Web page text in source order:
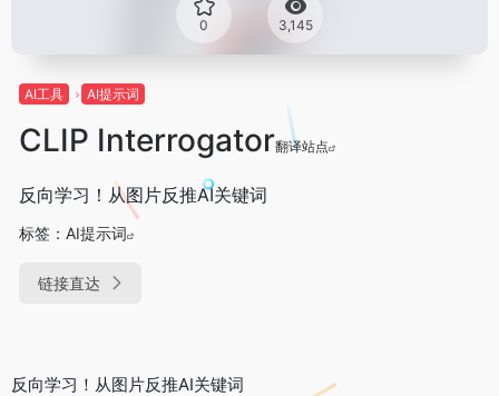
0 3,145
AI工具 AI提示词
CLIP Interrogator翻译站点
反向学习！从图片反推AI关键词
标签： AI提示词
链接直达
反向学习！从图片反推AI关键词